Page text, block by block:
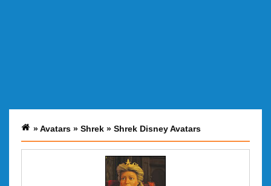
»Avatars » Shrek » Shrek Disney Avatars